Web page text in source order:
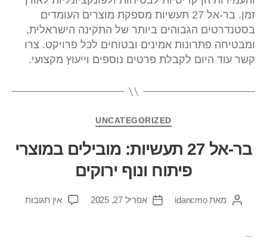
זמן. בר-אל 27 תעשיות מספקת מוצרים העומדים
בסטנדרטים הגבוהים ביותר של התקינה הישראלית,
ומבטיחה פתרונות אמינים ובטוחים לכל פרויקט. צרו
קשר עוד היום לקבלת פרטים נוספים וייעוץ מקצועי.
UNCATEGORIZED
בר-אל 27 תעשיות: מובילים במוצרי
פיתוח ונוף ירוקים
מאתidancmo אפריל 27, 2025 אין תגובות